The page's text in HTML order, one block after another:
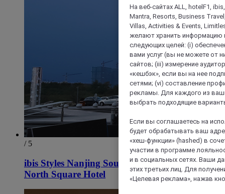
/ 5
ibis Styles Nanjing South Railway Station
North Square Hotel
На веб-сайтах ALL, hotelF1,
Mantra, Resorts, Business
Villas, Activities & Events,
желают хранить информацию
следующих целей: (i)
вами услуг (вы не можете от
сайтов; (iii) измерение
«кешбэк», если вы на нее
сетями; (vi) составление
рекламы. Для каждого из
выбрать подходящие
Если вы соглашаетесь на
будет обрабатывать ваш
«хеш-функции» (hashed) в
участии в программе
и в социальных сетях. Ваши
этих третьих лиц. Для
«Целевая реклама», нажав